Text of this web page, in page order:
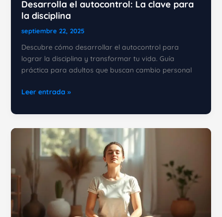
Desarrolla el autocontrol: La clave para
la disciplina
septiembre 22, 2025
Descubre cómo desarrollar el autocontrol para
lograr la disciplina y transformar tu vida. Guía
práctica para adultos que buscan cambio personal
Desarrolla
autocontrol:
para
Leer entrada »